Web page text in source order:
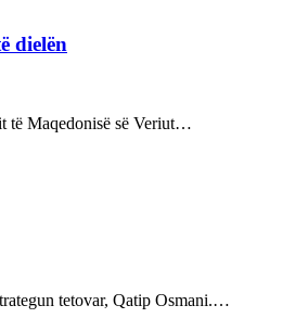
dielën
të Maqedonisë së Veriut…
tetovar, Qatip Osmani.…